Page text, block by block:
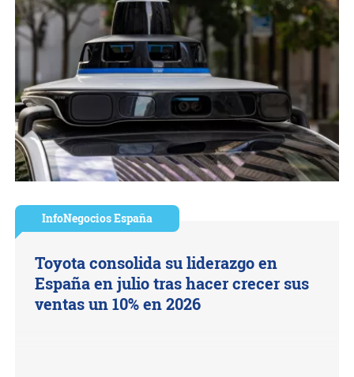
InfoNegocios España
Toyota consolida su liderazgo en
España en julio tras hacer crecer sus
ventas un 10% en 2026